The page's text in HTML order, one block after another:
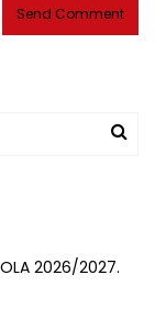
2026/2027.